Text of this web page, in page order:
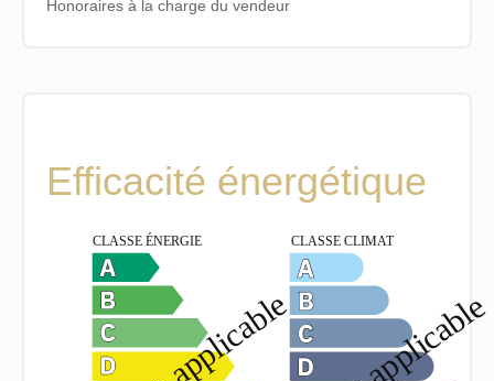
Honoraires à la charge du vendeur
Efficacité énergétique